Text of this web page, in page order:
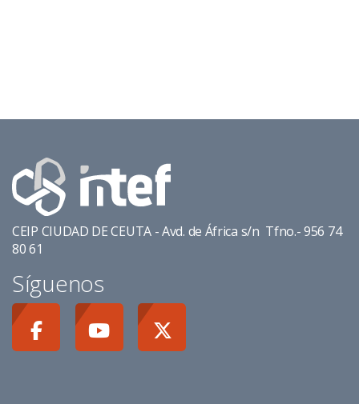
CEIP CIUDAD DE CEUTA - Avd. de África s/n Tfno.- 956 74
80 61
Síguenos